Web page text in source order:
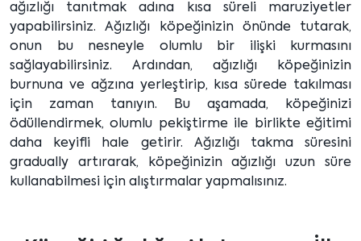
ağızlığı tanıtmak adına kısa süreli maruziyetler
yapabilirsiniz. Ağızlığı köpeğinizin önünde tutarak,
onun bu nesneyle olumlu bir ilişki kurmasını
sağlayabilirsiniz. Ardından, ağızlığı köpeğinizin
burnuna ve ağzına yerleştirip, kısa sürede takılması
için zaman tanıyın. Bu aşamada, köpeğinizi
ödüllendirmek, olumlu pekiştirme ile birlikte eğitimi
daha keyifli hale getirir. Ağızlığı takma süresini
gradually artırarak, köpeğinizin ağızlığı uzun süre
kullanabilmesi için alıştırmalar yapmalısınız.